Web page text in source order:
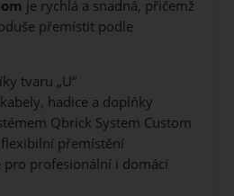
je rychlá a snadná, přičemž
přemístit podle
tvaru „U“
hadice a doplňky
Qbrick System Custom
přemístění
profesionální i domácí